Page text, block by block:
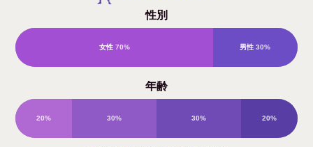
性別
女性 70% 男性 30%
年齢
20% 30% 30% 20%